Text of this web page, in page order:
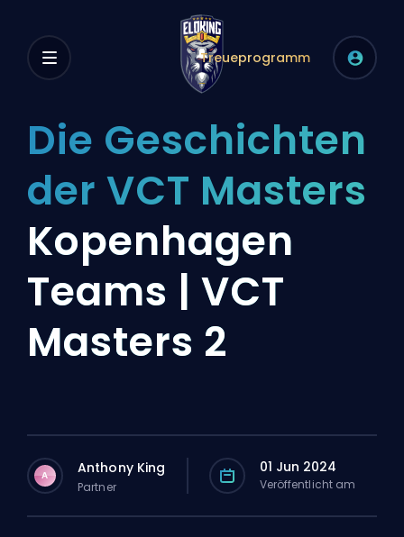
Treueprogramm
Die Geschichten
der VCT Masters
Kopenhagen
Teams | VCT
Masters 2
A Anthony King
Partner
01 Jun 2024
Veröffentlicht am